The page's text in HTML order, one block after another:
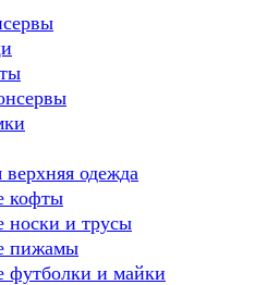
одежда
кофты
носки и трусы
пижамы
футболки и майки